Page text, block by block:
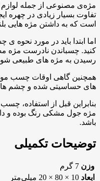
مژه‌ی مصنوعی از جمله لوازم
تفاوت بسیار زیادی در چهره
است که به داشتن مژه هایی
اما ابتدا باید در مورد
کنید. چسباندن نادرست
رسیدن به مژه های طبیعی
همچنین گاهی اوقات چسب
های حساسیتی شده و چشم ها
بنابراین قبل از استفاده،
مژه جول مشکی رنگ بوده و
باشد.
توضیحات تکمیلی
وزن 7 گرم
ابعاد 10 × 80 × 20 میلی‌متر